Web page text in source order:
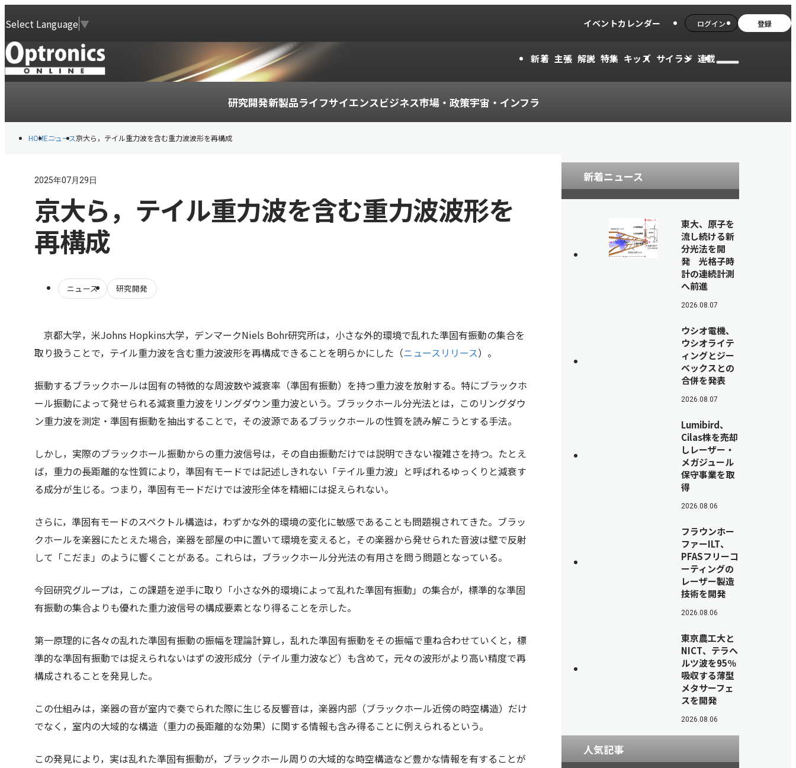
Select Language▼ イベントカレンダー ログイン 登録
新着 主張 解説 特集 キッズ サイラジ 連載
研究開発新製品ライフサイエンスビジネス市場・政策宇宙・インフラ
HOMEニュース京大ら，テイル重力波を含む重力波波形を再構成
2025年07月29日
京大ら，テイル重力波を含む重力波波形を
再構成
ニュース 研究開発
京都大学，米Johns Hopkins大学，デンマークNiels Bohr研究所は，小さな外的環境で乱れた準固有振動の集合を
取り扱うことで，テイル重力波を含む重力波波形を再構成できることを明らかにした（ニュースリリース）。
振動するブラックホールは固有の特徴的な周波数や減衰率（準固有振動）を持つ重力波を放射する。特にブラックホ
ール振動によって発せられる減衰重力波をリングダウン重力波という。ブラックホール分光法とは，このリングダウ
ン重力波を測定・準固有振動を抽出することで，その波源であるブラックホールの性質を読み解こうとする手法。
しかし，実際のブラックホール振動からの重力波信号は，その自由振動だけでは説明できない複雑さを持つ。たとえ
ば，重力の長距離的な性質により，準固有モードでは記述しきれない「テイル重力波」と呼ばれるゆっくりと減衰す
る成分が生じる。つまり，準固有モードだけでは波形全体を精細には捉えられない。
さらに，準固有モードのスペクトル構造は，わずかな外的環境の変化に敏感であることも問題視されてきた。ブラッ
クホールを楽器にたとえた場合，楽器を部屋の中に置いて環境を変えると，その楽器から発せられた音波は壁で反射
して「こだま」のように響くことがある。これらは，ブラックホール分光法の有用さを問う問題となっている。
今回研究グループは，この課題を逆手に取り「小さな外的環境によって乱れた準固有振動」の集合が，標準的な準固
有振動の集合よりも優れた重力波信号の構成要素となり得ることを示した。
第一原理的に各々の乱れた準固有振動の振幅を理論計算し，乱れた準固有振動をその振幅で重ね合わせていくと，標
準的な準固有振動では捉えられないはずの波形成分（テイル重力波など）も含めて，元々の波形がより高い精度で再
構成されることを発見した。
この仕組みは，楽器の音が室内で奏でられた際に生じる反響音は，楽器内部（ブラックホール近傍の時空構造）だけ
でなく，室内の大域的な構造（重力の長距離的な効果）に関する情報も含み得ることに例えられるという。
この発見により，実は乱れた準固有振動が，ブラックホール周りの大域的な時空構造など豊かな情報を有することが
新着ニュース
東大、原子を
流し続ける新
分光法を開
発 光格子時
計の連続計測
へ前進
2026.08.07
ウシオ電機、
ウシオライテ
ィングとジー
ベックスとの
合併を発表
2026.08.07
Lumibird、
Cilas株を売却
しレーザー・
メガジュール
保守事業を取
得
2026.08.06
フラウンホー
ファーILT、
PFASフリーコ
ーティングの
レーザー製造
技術を開発
2026.08.06
東京農工大と
NICT、テラヘ
ルツ波を95％
吸収する薄型
メタサーフェ
スを開発
2026.08.06
人気記事